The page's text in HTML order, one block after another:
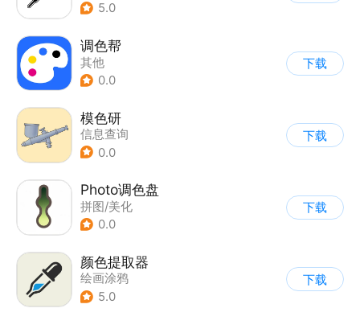
5.0
调色帮
其他
0.0
下载
模色研
信息查询
0.0
下载
Photo调色盘
拼图/美化
0.0
下载
颜色提取器
绘画涂鸦
5.0
下载